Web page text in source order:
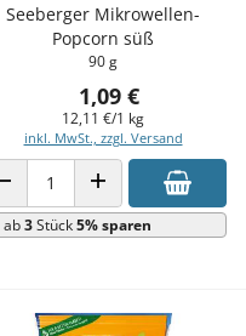
Seeberger Mikrowellen-
Popcorn süß
90 g
1,09 €
12,11 €/1 kg
inkl. MwSt., zzgl. Versand
ANZAHL VERRINGERNANZAHL ERHÖHEN
ab3Stück5% sparen